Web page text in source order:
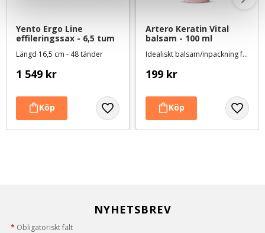
Yento Ergo Line
effileringssax - 6,5 tum
Längd 16,5 cm - 48 tänder
1 549 kr
Artero Keratin Vital
balsam - 100 ml
Idealiskt balsam/inpackning för långa pälsar - ger tyngd
199 kr
NYHETSBREV
* Obligatoriskt fält